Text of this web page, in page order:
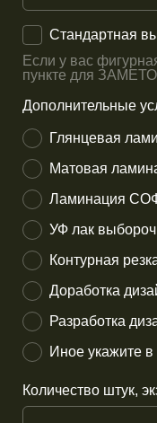
Стандартная
Если у вас
пункте для
Дополнительные
Глянцевая
Матовая
Ламинация
УФ лак
Контурная
Доработка
Разработка
Иное укажите
Количество штук,